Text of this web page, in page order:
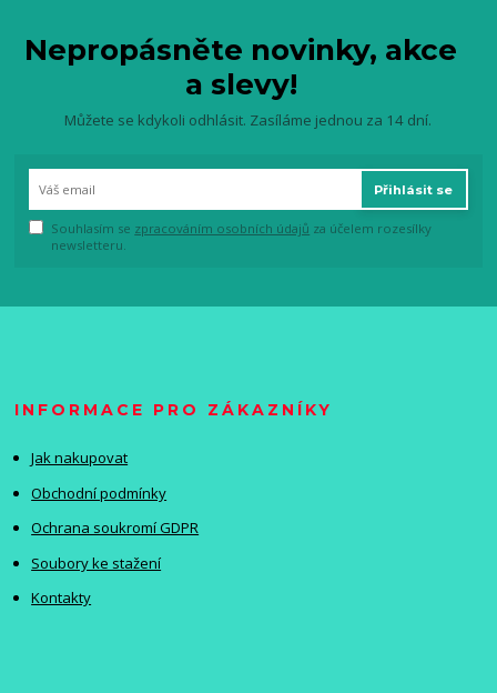
Nepropásněte novinky, akce
a slevy!
Můžete se kdykoli odhlásit. Zasíláme jednou za 14 dní.
Přihlásit se
Souhlasím se zpracováním osobních údajů za účelem rozesílky
newsletteru.
INFORMACE PRO ZÁKAZNÍKY
Jak nakupovat
Obchodní podmínky
Ochrana soukromí GDPR
Soubory ke stažení
Kontakty